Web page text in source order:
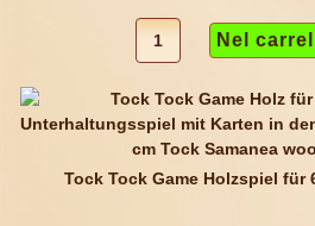
Tock Tock Game Holzspiel für